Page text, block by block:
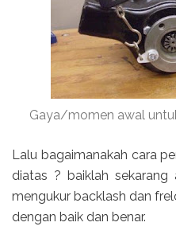
Gaya/momen awal
Lalu bagaimanakah cara
diatas ? baiklah sekarang
mengukur backlash dan
dengan baik dan benar.